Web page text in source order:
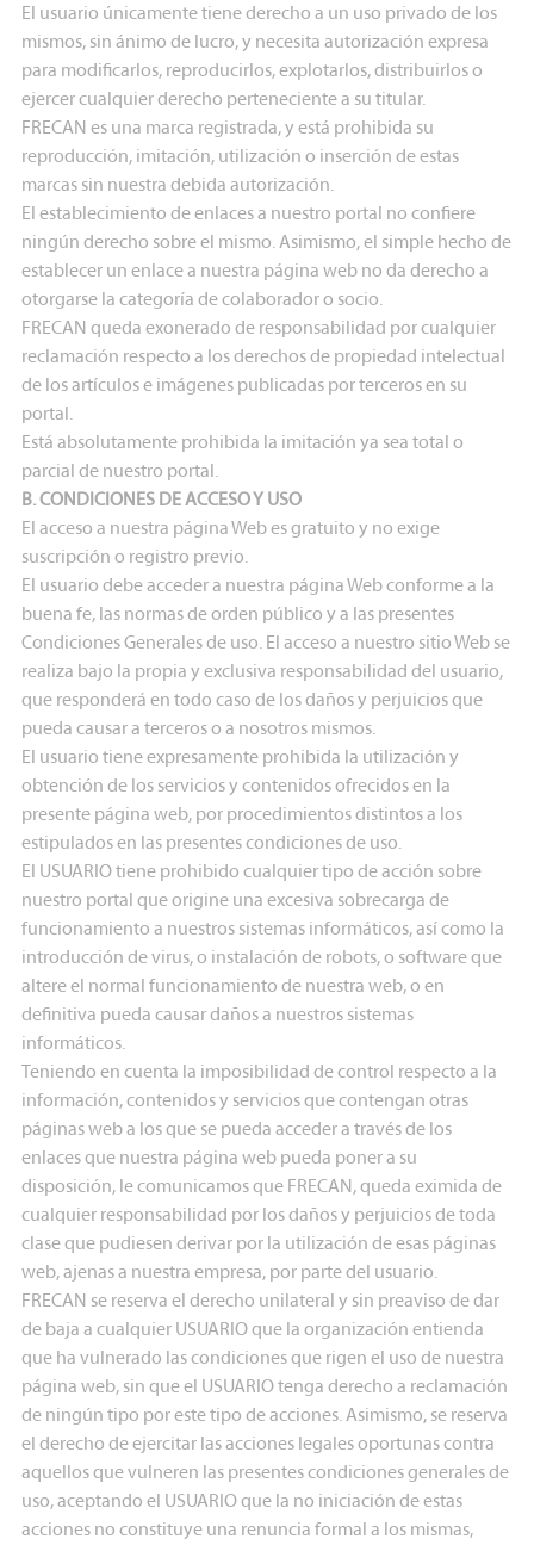
El usuario únicamente tiene derecho a un uso privado de los
mismos, sin ánimo de lucro, y necesita autorización expresa
para modificarlos, reproducirlos, explotarlos, distribuirlos o
ejercer cualquier derecho perteneciente a su titular.
FRECAN es una marca registrada, y está prohibida su
reproducción, imitación, utilización o inserción de estas
marcas sin nuestra debida autorización.
El establecimiento de enlaces a nuestro portal no confiere
ningún derecho sobre el mismo. Asimismo, el simple hecho de
establecer un enlace a nuestra página web no da derecho a
otorgarse la categoría de colaborador o socio.
FRECAN queda exonerado de responsabilidad por cualquier
reclamación respecto a los derechos de propiedad intelectual
de los artículos e imágenes publicadas por terceros en su
portal.
Está absolutamente prohibida la imitación ya sea total o
parcial de nuestro portal.
B. CONDICIONES DE ACCESO Y USO
El acceso a nuestra página Web es gratuito y no exige
suscripción o registro previo.
El usuario debe acceder a nuestra página Web conforme a la
buena fe, las normas de orden público y a las presentes
Condiciones Generales de uso. El acceso a nuestro sitio Web se
realiza bajo la propia y exclusiva responsabilidad del usuario,
que responderá en todo caso de los daños y perjuicios que
pueda causar a terceros o a nosotros mismos.
El usuario tiene expresamente prohibida la utilización y
obtención de los servicios y contenidos ofrecidos en la
presente página web, por procedimientos distintos a los
estipulados en las presentes condiciones de uso.
El USUARIO tiene prohibido cualquier tipo de acción sobre
nuestro portal que origine una excesiva sobrecarga de
funcionamiento a nuestros sistemas informáticos, así como la
introducción de virus, o instalación de robots, o software que
altere el normal funcionamiento de nuestra web, o en
definitiva pueda causar daños a nuestros sistemas
informáticos.
Teniendo en cuenta la imposibilidad de control respecto a la
información, contenidos y servicios que contengan otras
páginas web a los que se pueda acceder a través de los
enlaces que nuestra página web pueda poner a su
disposición, le comunicamos que FRECAN, queda eximida de
cualquier responsabilidad por los daños y perjuicios de toda
clase que pudiesen derivar por la utilización de esas páginas
web, ajenas a nuestra empresa, por parte del usuario.
FRECAN se reserva el derecho unilateral y sin preaviso de dar
de baja a cualquier USUARIO que la organización entienda
que ha vulnerado las condiciones que rigen el uso de nuestra
página web, sin que el USUARIO tenga derecho a reclamación
de ningún tipo por este tipo de acciones. Asimismo, se reserva
el derecho de ejercitar las acciones legales oportunas contra
aquellos que vulneren las presentes condiciones generales de
uso, aceptando el USUARIO que la no iniciación de estas
acciones no constituye una renuncia formal a los mismas,